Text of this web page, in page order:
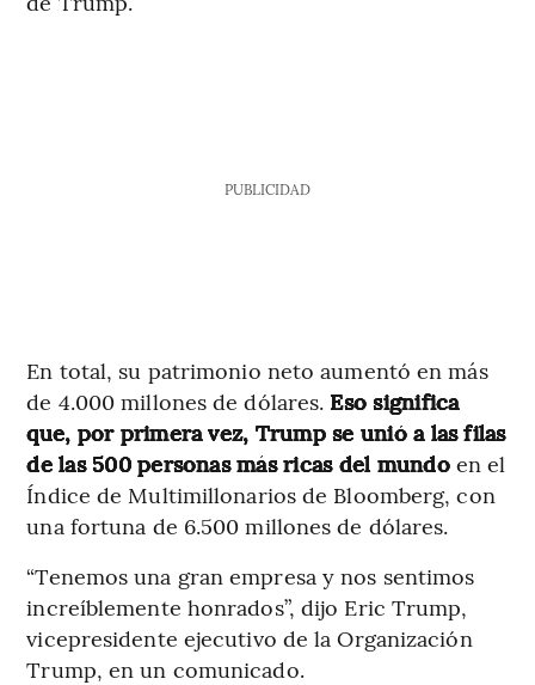
PUBLICIDAD
En total, su patrimonio neto aumentó en más
de 4.000 millones de dólares. Eso significa
que, por primera vez, Trump se unió a las filas
de las 500 personas más ricas del mundo en el
Índice de Multimillonarios de Bloomberg, con
una fortuna de 6.500 millones de dólares.
“Tenemos una gran empresa y nos sentimos
increíblemente honrados”, dijo Eric Trump,
vicepresidente ejecutivo de la Organización
Trump, en un comunicado.